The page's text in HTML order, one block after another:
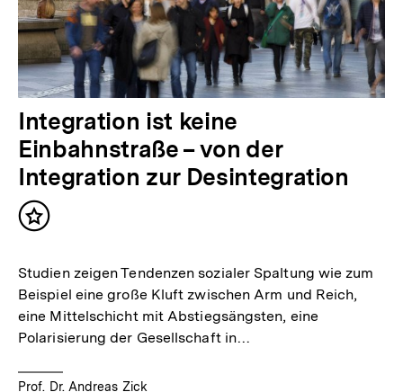
Integration ist keine
Einbahnstraße – von der
Integration zur Desintegration
Inhalt
Studien zeigen Tendenzen sozialer Spaltung wie zum
Beispiel eine große Kluft zwischen Arm und Reich,
eine Mittelschicht mit Abstiegsängsten, eine
Polarisierung der Gesellschaft in…
Prof. Dr. Andreas Zick